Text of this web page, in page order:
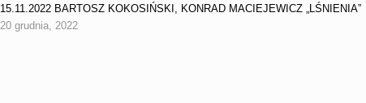
15.11.2022 BARTOSZ KOKOSIŃSKI, KONRAD MACIEJEWICZ „LŚNIENIA”
20 grudnia, 2022